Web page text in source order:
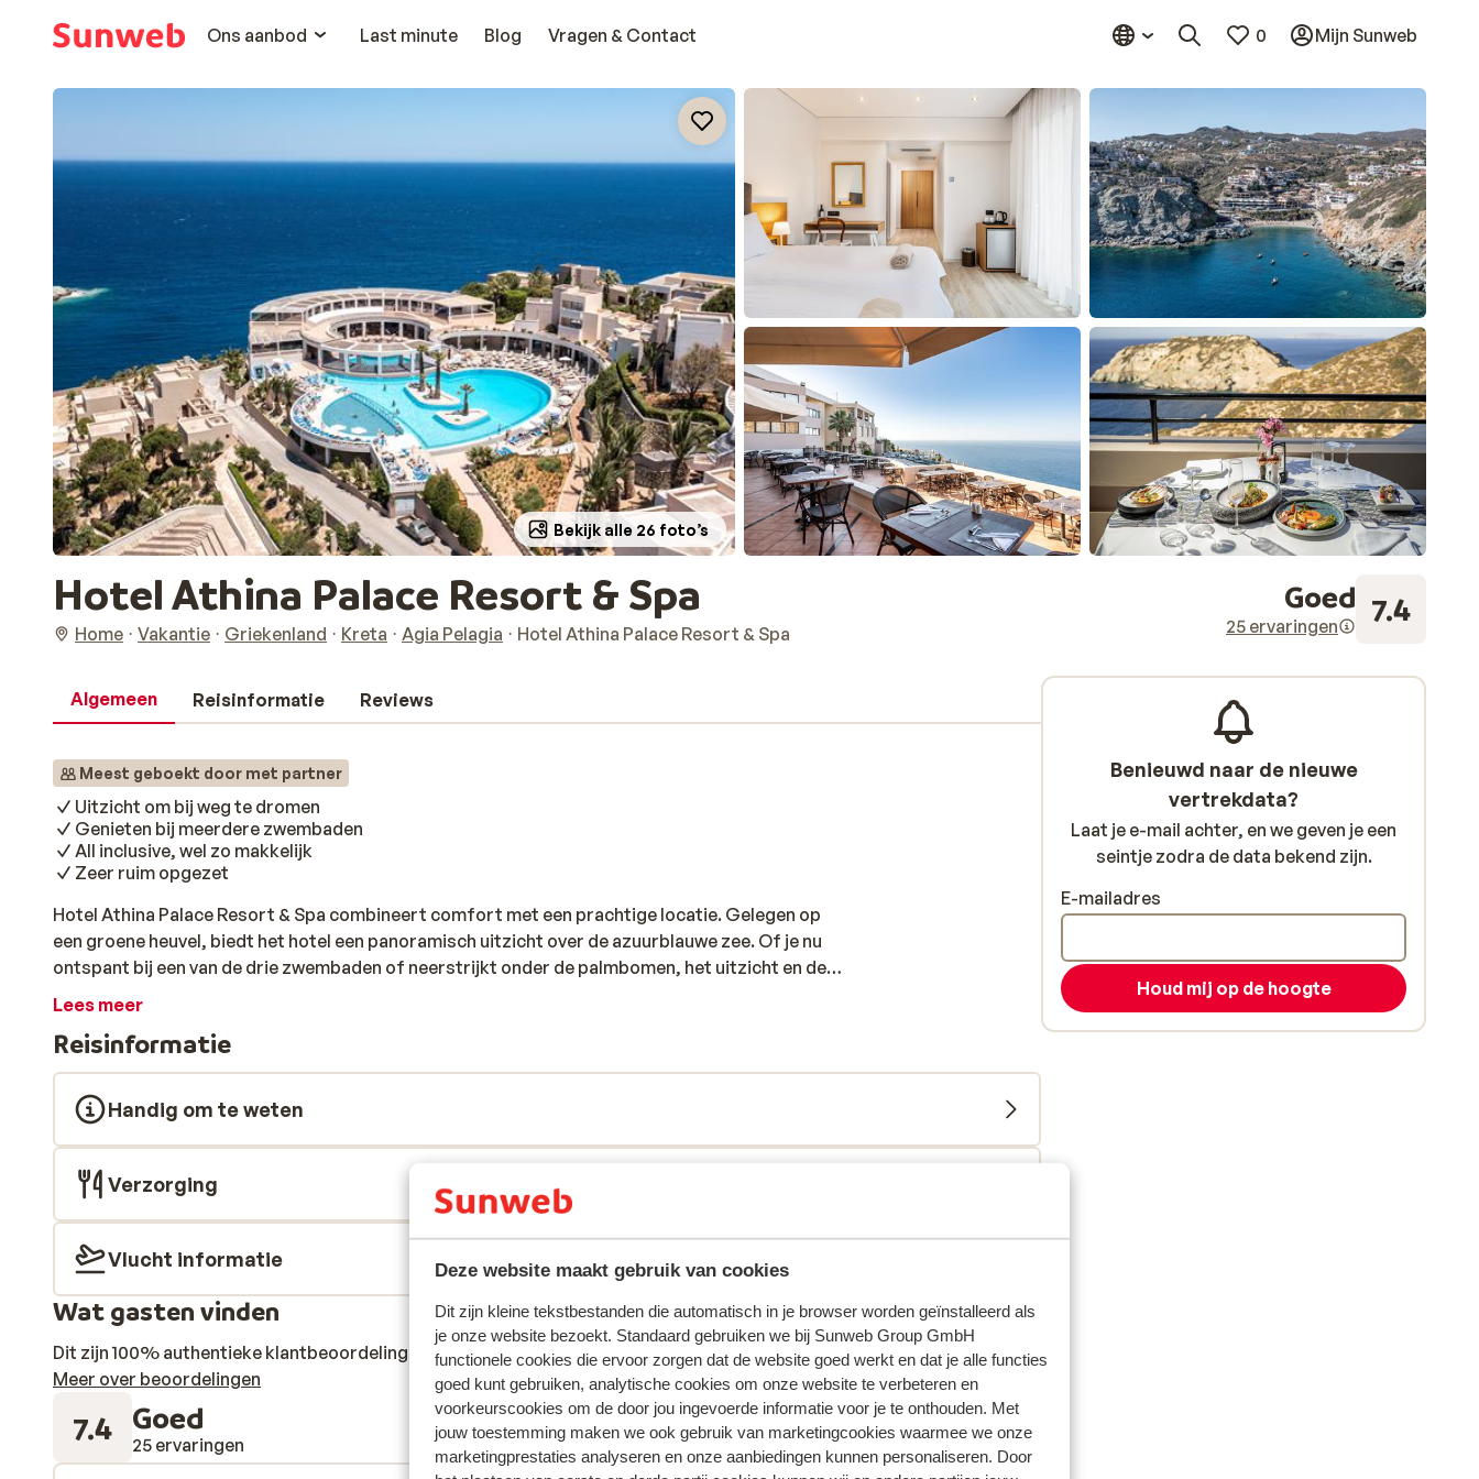
Deze website maakt gebruik van cookies
Dit zijn kleine tekstbestanden die automatisch in je browser worden geïnstalleerd als
je onze website bezoekt. Standaard gebruiken we bij Sunweb Group GmbH
functionele cookies die ervoor zorgen dat de website goed werkt en dat je alle functies
goed kunt gebruiken, analytische cookies om onze website te verbeteren en
voorkeurscookies om de door jou ingevoerde informatie voor je te onthouden. Met
jouw toestemming maken we ook gebruik van marketingcookies waarmee we onze
marketingprestaties analyseren en onze aanbiedingen kunnen personaliseren. Door
Ons aanbod
Last minute Blog Vragen & Contact 0 Mijn Sunweb
Bekijk alle 26 foto’s
Hotel Athina Palace Resort & Spa
Home Vakantie Griekenland Kreta Agia Pelagia Hotel Athina Palace Resort & Spa
Goed
25 ervaringen 7.4
Algemeen Reisinformatie Reviews
Meest geboekt door met partner
Uitzicht om bij weg te dromen
Genieten bij meerdere zwembaden
All inclusive, wel zo makkelijk
Zeer ruim opgezet
Hotel Athina Palace Resort & Spa combineert comfort met een prachtige locatie. Gelegen op
een groene heuvel, biedt het hotel een panoramisch uitzicht over de azuurblauwe zee. Of je nu
ontspant bij een van de drie zwembaden of neerstrijkt onder de palmbomen, het uitzicht en de
zomerse sfeer zorgen meteen voor een ontspannen gevoel. Een verfrissende duik met uitzicht
vakantie dankzij de uitgebreide all-inclusive formule. Van smakelijke gerechten tot verfrissende
drankjes bij de zwembadbar of de gezellige beachbar – je hoeft nergens aan te denken. Zin in
actie? Het animatieteam en de sportieve faciliteiten staan voor je klaar. Liever ontspannen?
Laat je verwennen in het wellnesscenter. Een complete vakantie voor jong en oud!
Lees meer
Reisinformatie
Handig om te weten
Verzorging
Vlucht informatie
Wat gasten vinden
Dit zijn 100% authentieke klantbeoordelingen die hun ervaring met ons product eerlijk weergeven.
Meer over beoordelingen
7.4 Goed
25 ervaringen Meest geboekt door met partner
Benieuwd naar de nieuwe
vertrekdata?
Laat je e-mail achter, en we geven je een
seintje zodra de data bekend zijn.
E-mailadres
Houd mij op de hoogte